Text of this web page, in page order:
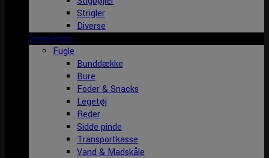
Strigler
Diverse
Dyrecenter
Fugle
Bunddække
Bure
Foder & Snacks
Legetøj
Reder
Sidde pinde
Transportkasse
Vand & Madskåle